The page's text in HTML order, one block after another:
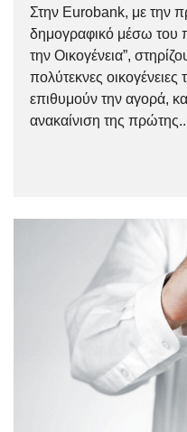
Στην Eurobank, με την
δημογραφικό μέσω του
την Οικογένεια”,
πολύτεκνες
επιθυμούν την αγορά,
ανακαίνιση της